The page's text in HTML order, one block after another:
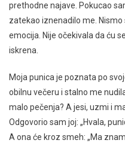
prethodne najave. Pokucao
zatekao iznenadilo me. Nismo
emocija. Nije očekivala da ću
iskrena.
Moja punica je poznata po
obilnu večeru i stalno me
malo pečenja? A jesi, uzmi i
Odgovorio sam joj: „Hvala,
A ona će kroz smeh: „Ma